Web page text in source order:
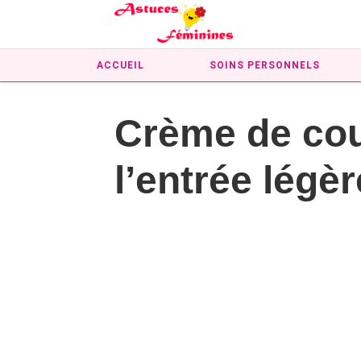
ACCUEIL SOINS PERSONNELS
Crème de
l’entrée